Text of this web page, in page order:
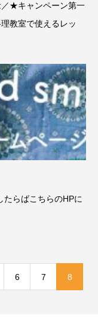
／★キャンペーン第一
教室で使えるレッ
たらばこちらのHPに
6 7 8